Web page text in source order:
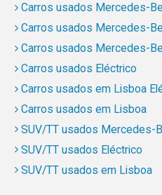
Carros usados Mercedes-
Carros usados Mercedes-
Carros usados Mercedes-
Carros usados Eléctrico
Carros usados em Lisboa
Carros usados em Lisboa
SUV/TT usados Mercedes-
SUV/TT usados Eléctrico
SUV/TT usados em Lisboa